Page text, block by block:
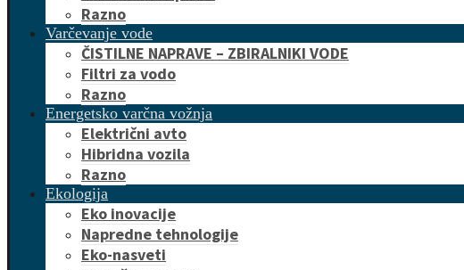
Razno
Varčevanje vode
ČISTILNE NAPRAVE – ZBIRALNIKI VODE
Filtri za vodo
Razno
Energetsko varčna vožnja
Električni avto
Hibridna vozila
Razno
Ekologija
Eko inovacije
Napredne tehnologije
Eko-nasveti